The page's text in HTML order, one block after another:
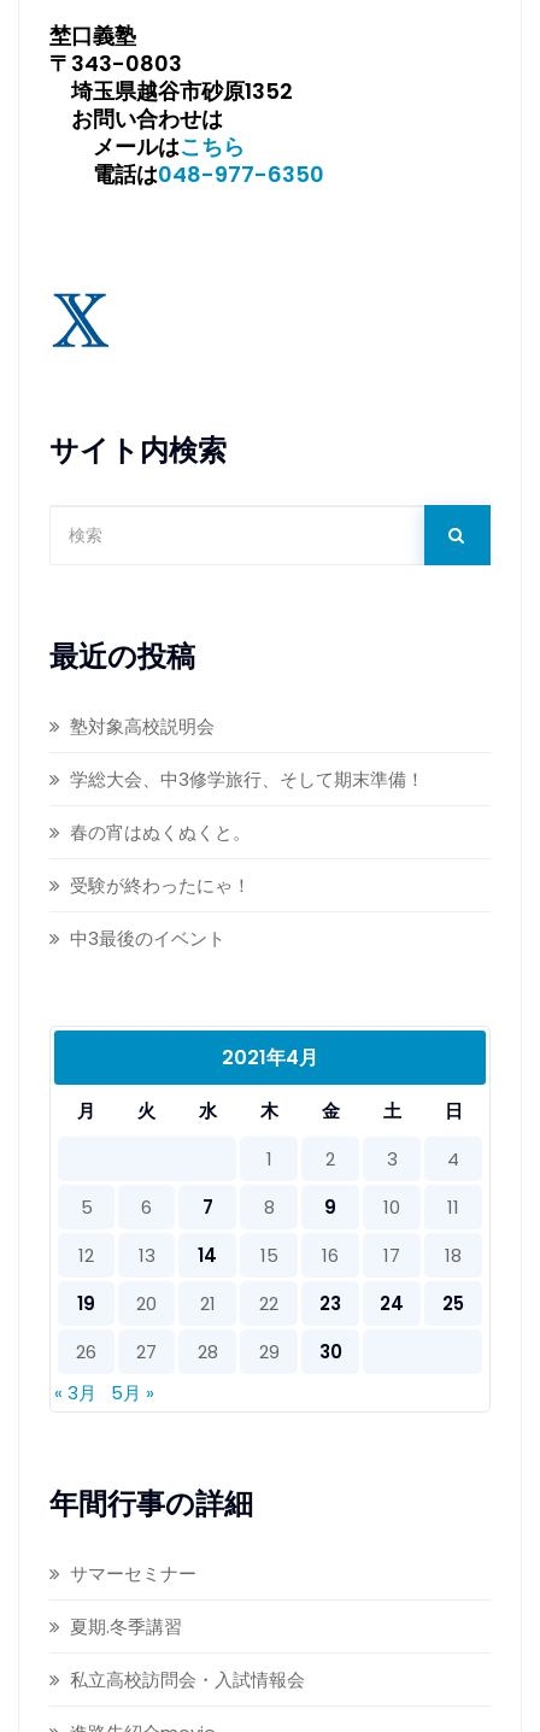
埜口義塾
〒343-0803
埼玉県越谷市砂原1352
お問い合わせは
メールはこちら
電話は048-977-6350
サイト内検索
最近の投稿
塾対象高校説明会
学総大会、中3修学旅行、そして期末準備！
春の宵はぬくぬくと。
受験が終わったにゃ！
中3最後のイベント
2021年4月
月 火 水 木 金 土
日
1
2 3
4
5
6 7 8 9 10
11
12
13 14 15 16 17
18
19
20 21 22 23 24
25
26
27 28 29
30
« 3月
5月 »
年間行事の詳細
サマーセミナー
夏期.冬季講習
私立高校訪問会・入試情報会